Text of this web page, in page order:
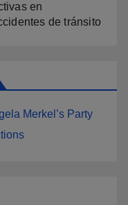
en
de tránsito
Merkel’s Party